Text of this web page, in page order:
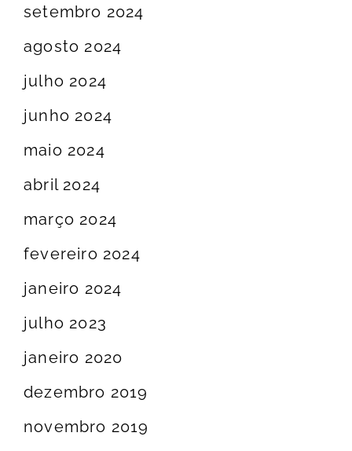
setembro 2024
agosto 2024
julho 2024
junho 2024
maio 2024
abril 2024
março 2024
fevereiro 2024
janeiro 2024
julho 2023
janeiro 2020
dezembro 2019
novembro 2019